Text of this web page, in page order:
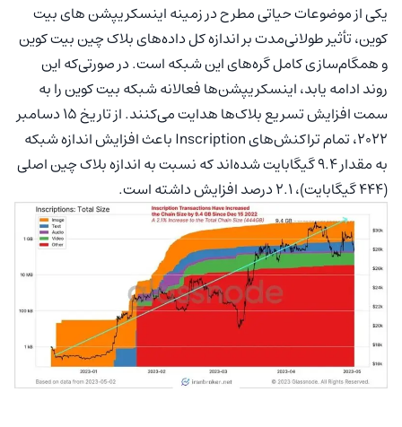
یکی از موضوعات حیاتی مطرح در زمینه اینسکریپشن های بیت
کوین، تأثیر طولانی‌مدت بر اندازه کل داده‌های بلاک چین بیت کوین
و همگام‌سازی کامل گره‌های این شبکه است. در صورتی‌که این
روند ادامه یابد، اینسکریپشن‌‌ها فعالانه شبکه بیت کوین را به
سمت افزایش تسریع بلاک‌ها هدایت می‌کنند. از تاریخ ۱۵ دسامبر
۲۰۲۲، تمام تراکنش‌های Inscription باعث افزایش اندازه شبکه
به مقدار ۹.۴ گیگابایت شده‌اند که نسبت به اندازه بلاک چین اصلی
(۴۴۴ گیگابایت)، ۲.۱ درصد افزایش داشته است.